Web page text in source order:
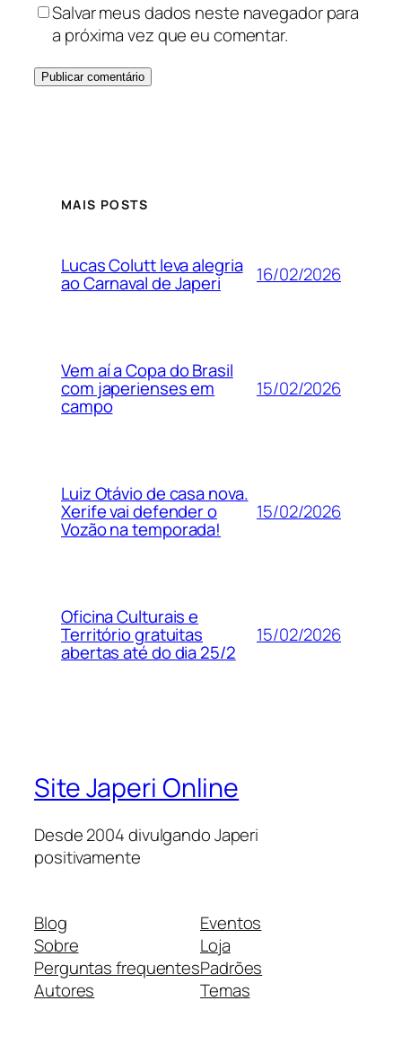
Salvar meus dados neste navegador para
a próxima vez que eu comentar.
MAIS POSTS
Lucas Colutt leva alegria
ao Carnaval de Japeri 16/02/2026
Vem aí a Copa do Brasil
com japerienses em
campo
15/02/2026
Luiz Otávio de casa nova.
Xerife vai defender o
Vozão na temporada!
15/02/2026
Oficina Culturais e
Território gratuitas
abertas até do dia 25/2
15/02/2026
Site Japeri Online
Desde 2004 divulgando Japeri
positivamente
Blog
Sobre
Perguntas frequentes
Autores
Eventos
Loja
Padrões
Temas